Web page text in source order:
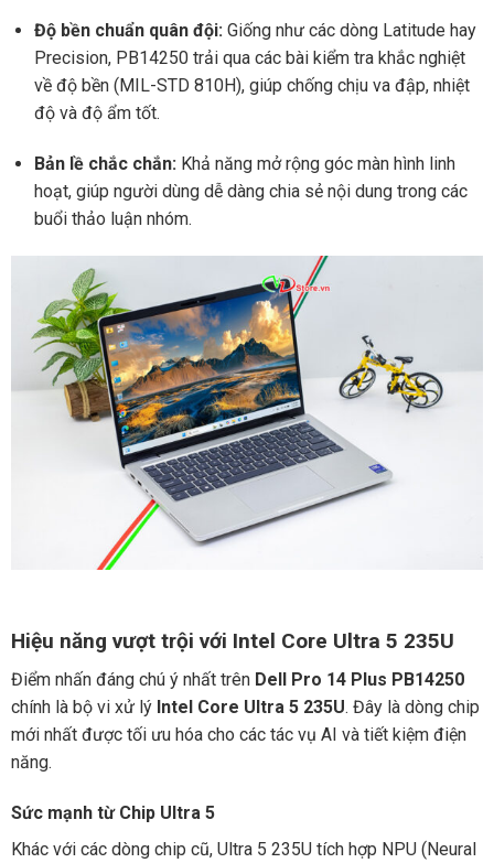
Độ bền chuẩn quân đội:Giống như các dòng Latitude hay
Precision, PB14250 trải qua các bài kiểm tra khắc nghiệt
về độ bền (MIL-STD 810H), giúp chống chịu va đập, nhiệt
độ và độ ẩm tốt.
Bản lề chắc chắn:Khả năng mở rộng góc màn hình linh
hoạt, giúp người dùng dễ dàng chia sẻ nội dung trong các
buổi thảo luận nhóm.
Hiệu năng vượt trội với Intel Core Ultra 5 235U
Điểm nhấn đáng chú ý nhất trên Dell Pro 14 Plus PB14250
chính là bộ vi xử lý Intel Core Ultra 5 235U. Đây là dòng chip
mới nhất được tối ưu hóa cho các tác vụ AI và tiết kiệm điện
năng.
Sức mạnh từ Chip Ultra 5
Khác với các dòng chip cũ, Ultra 5 235U tích hợp NPU (Neural